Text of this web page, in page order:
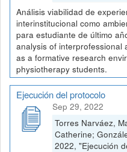
Análisis viabilidad de
interinstitucional como
para estudiante de último
analysis of interprofessional
as a formative research
physiotherapy students.
Ejecución del protocolo
Sep 29, 2022
Torres Narváez,
Catherine;
2022, "Ejecución